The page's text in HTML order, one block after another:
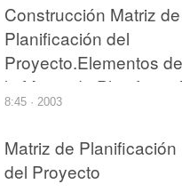
Construcción Matriz de
Planificación del
Proyecto.Elementos de
la Matriz de
(III)
8:45 · 2003
Matriz de Planificación
del Proyecto